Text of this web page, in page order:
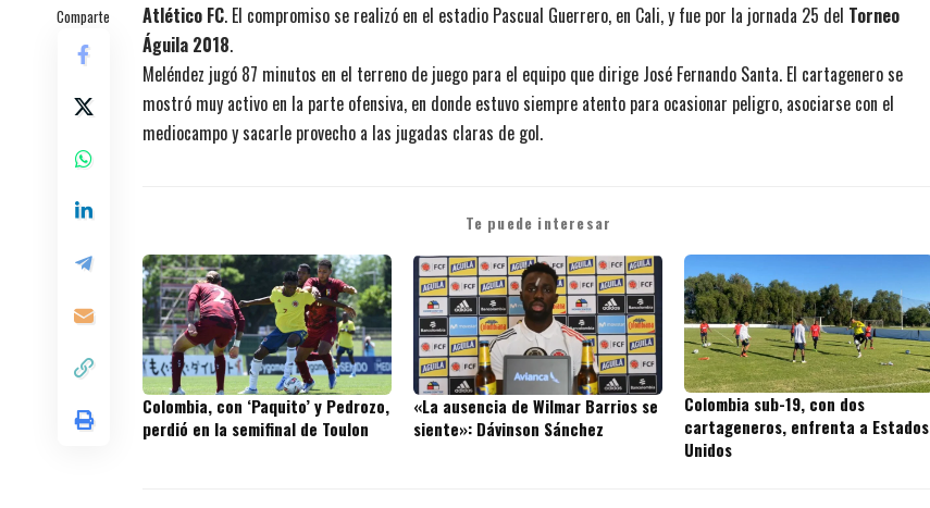
Comparte
Atlético FC. El compromiso se realizó en el estadio Pascual Guerrero, en Cali, y fue por la jornada 25 del Torneo
Águila 2018.
Meléndez jugó 87 minutos en el terreno de juego para el equipo que dirige José Fernando Santa. El cartagenero se
mostró muy activo en la parte ofensiva, en donde estuvo siempre atento para ocasionar peligro, asociarse con el
mediocampo y sacarle provecho a las jugadas claras de gol.
Te puede interesar
Colombia, con ‘Paquito’ y Pedrozo,
perdió en la semifinal de Toulon
«La ausencia de Wilmar Barrios se
siente»: Dávinson Sánchez
Colombia sub-19, con dos
cartageneros, enfrenta a Estados
Unidos